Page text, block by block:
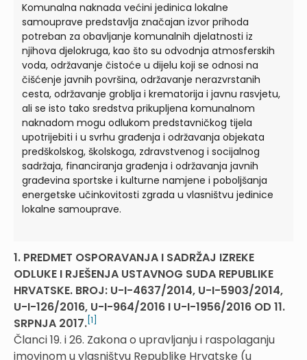
Komunalna naknada većini jedinica lokalne
samouprave predstavlja značajan izvor prihoda
potreban za obavljanje komunalnih djelatnosti iz
njihova djelokruga, kao što su odvodnja atmosferskih
voda, održavanje čistoće u dijelu koji se odnosi na
čišćenje javnih površina, održavanje nerazvrstanih
cesta, održavanje groblja i krematorija i javnu rasvjetu,
ali se isto tako sredstva prikupljena komunalnom
naknadom mogu odlukom predstavničkog tijela
upotrijebiti i u svrhu građenja i održavanja objekata
predškolskog, školskoga, zdravstvenog i socijalnog
sadržaja, financiranja građenja i održavanja javnih
građevina sportske i kulturne namjene i poboljšanja
energetske učinkovitosti zgrada u vlasništvu jedinice
lokalne samouprave.
1. PREDMET OSPORAVANJA I SADRŽAJ IZREKE
ODLUKE I RJEŠENJA USTAVNOG SUDA REPUBLIKE
HRVATSKE. BROJ: U-I-4637/2014, U-I-5903/2014,
U-I-126/2016, U-I-964/2016 I U-I-1956/2016 OD 11.
SRPNJA 2017. [1]
Članci 19. i 26. Zakona o upravljanju i raspolaganju
imovinom u vlasništvu Republike Hrvatske (u